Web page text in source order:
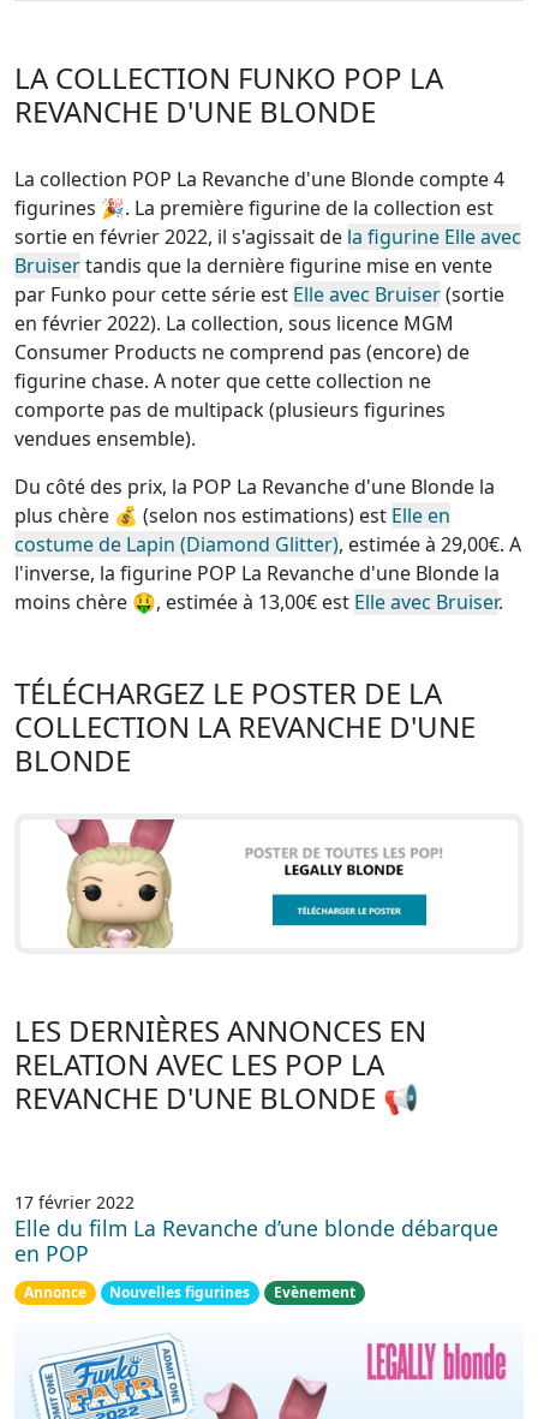
LA COLLECTION FUNKO POP LA
REVANCHE D'UNE BLONDE
La collection POP La Revanche d'une Blonde compte 4
figurines 🎉. La première figurine de la collection est
sortie en février 2022, il s'agissait de la figurine Elle avec
Bruisertandis que la dernière figurine mise en vente
par Funko pour cette série est Elle avec Bruiser(sortie
en février 2022). La collection, sous licence MGM
Consumer Products ne comprend pas (encore) de
figurine chase. A noter que cette collection ne
comporte pas de multipack (plusieurs figurines
vendues ensemble).
Du côté des prix, la POP La Revanche d'une Blonde la
plus chère 💰 (selon nos estimations) est Elle en
costume de Lapin (Diamond Glitter), estimée à 29,00€. A
l'inverse, la figurine POP La Revanche d'une Blonde la
moins chère 🤑, estimée à 13,00€ est Elle avec Bruiser.
TÉLÉCHARGEZ LE POSTER DE LA
COLLECTION LA REVANCHE D'UNE
BLONDE
LES DERNIÈRES ANNONCES EN
RELATION AVEC LES POP LA
REVANCHE D'UNE BLONDE 📢
17 février 2022
Elle du film La Revanche d’une blonde débarque
en POP
Annonce Nouvelles figurines Evènement